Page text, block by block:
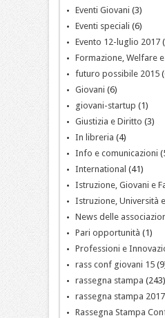
Eventi Giovani (3)
Eventi speciali (6)
Evento 12-luglio 2017
Formazione, Welfare
futuro possibile 2015
Giovani (6)
giovani-startup (1)
Giustizia e Diritto (3)
In libreria (4)
Info e comunicazioni
International (41)
Istruzione, Giovani e
Istruzione, Università
News delle
Pari opportunità (1)
Professioni e
rass conf giovani 15
rassegna stampa (243)
rassegna stampa 2017
Rassegna Stampa